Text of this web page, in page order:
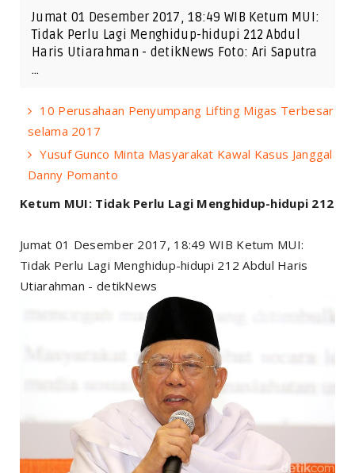
Jumat 01 Desember 2017, 18:49 WIB Ketum MUI:
Tidak Perlu Lagi Menghidup-hidupi 212 Abdul
Haris Utiarahman - detikNews Foto: Ari Saputra
…
10 Perusahaan Penyumpang Lifting Migas Terbesar
selama 2017
Yusuf Gunco Minta Masyarakat Kawal Kasus Janggal
Danny Pomanto
Ketum MUI: Tidak Perlu Lagi Menghidup-hidupi 212
Jumat 01 Desember 2017, 18:49 WIB Ketum MUI:
Tidak Perlu Lagi Menghidup-hidupi 212 Abdul Haris
Utiarahman - detikNews